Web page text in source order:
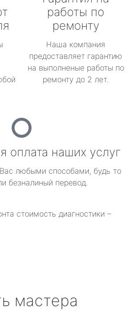
работы по
ремонту
Наша компания
предоставляет гарантию
на выполненые работы по
ремонту до 2 лет.
оплата наших услуг
любыми способами, будь то
безналиный перевод.
стоимость диагностики –
мастера